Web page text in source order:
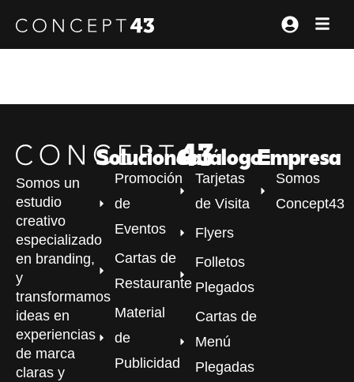
Somos un
estudio
creativo
especializado
en branding,
y
transformamos
ideas en
experiencias
de marca
claras y
Soluciones
Promoción
de
Eventos
Cartas de
Restaurante
Material
de
Publicidad
Catálogo
Tarjetas
de Visita
Flyers
Folletos
Plegados
Cartas de
Menú
Plegadas
Empresa
Somos
Concept43